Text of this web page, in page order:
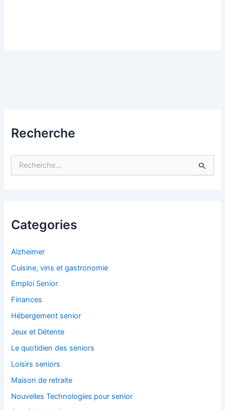
Recherche
c
h
r
:
Categories
Alzheimer
Cuisine, vins et gastronomie
Emploi Senior
Finances
Hébergement senior
Jeux et Détente
Le quotidien des seniors
Loisirs seniors
Maison de retraite
Nouvelles Technologies pour senior